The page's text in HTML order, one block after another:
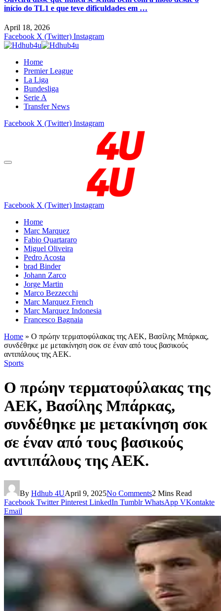
início do TL1 e que teve dificuldades em …
April 18, 2026
Facebook X (Twitter) Instagram
Home
Premier League
La Liga
Bundesliga
Serie A
Transfer News
Facebook X (Twitter) Instagram
Facebook X (Twitter) Instagram
Home
Marc Marquez
Fabio Quartararo
Miguel Oliveira
Pedro Acosta
brad Binder
Johann Zarco
Jorge Martin
Marco Bezzecchi
Marc Marquez French
Marc Marquez Indonesia
Francesco Bagnaia
Home » Ο πρώην τερματοφύλακας της ΑΕΚ, Βασίλης Μπάρκας,
συνδέθηκε με μετακίνηση σοκ σε έναν από τους βασικούς
αντιπάλους της ΑΕΚ.
Sports
Ο πρώην τερματοφύλακας της
ΑΕΚ, Βασίλης Μπάρκας,
συνδέθηκε με μετακίνηση σοκ
σε έναν από τους βασικούς
αντιπάλους της ΑΕΚ.
By Hdhub 4UApril 9, 2025No Comments2 Mins Read
Facebook Twitter Pinterest LinkedIn Tumblr WhatsApp VKontakte
Email